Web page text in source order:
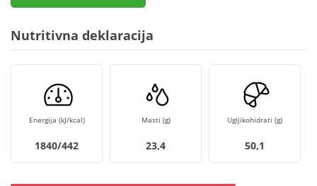
Nutritivna deklaracija
Energija (kJ/kcal)
1840/442
Masti (g)
23,4
Ugljikohidrati (g)
50,1